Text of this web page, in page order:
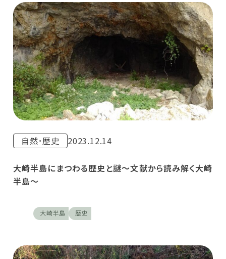
自然･歴史 2023.12.14
大崎半島にまつわる歴史と謎〜文献から読み解く大崎
半島〜
大崎半島 歴史